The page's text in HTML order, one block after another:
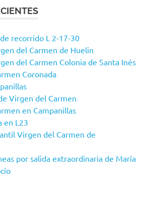
recorrido L 2-17-30
del Carmen de Huelin
del Carmen Colonia de Santa Inés
Coronada
Virgen del Carmen
en Campanillas
en L23
Virgen del Carmen de
por salida extraordinaria de María